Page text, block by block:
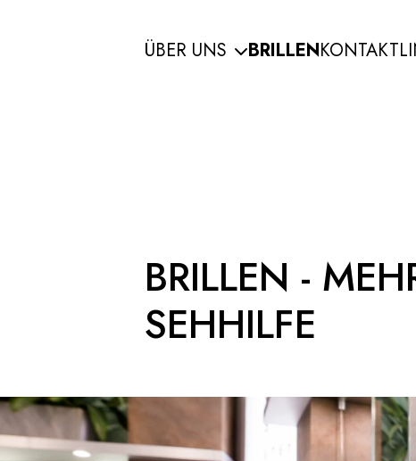
ÜBER UNS BRILLEN
BRILLEN -
SEHHILFE